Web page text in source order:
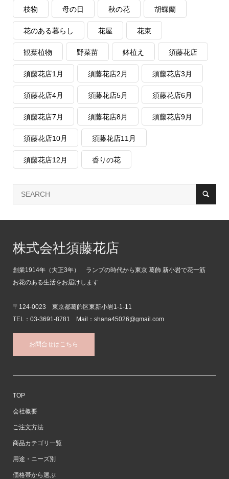
枝物 母の日 秋の花 胡蝶蘭
花のある暮らし 花屋 花束
観葉植物 野菜苗 鉢植え 須藤花店
須藤花店1月 須藤花店2月 須藤花店3月
須藤花店4月 須藤花店5月 須藤花店6月
須藤花店7月 須藤花店8月 須藤花店9月
須藤花店10月 須藤花店11月
須藤花店12月 香りの花
株式会社須藤花店
創業1914年（大正3年） ランプの時代から東京 葛飾 新小岩で花一筋
お花のある生活をお届けします
〒124-0023 東京都葛飾区東新小岩1-1-11
TEL：03-3691-8781 Mail：shana45026@gmail.com
お問合せはこちら
TOP
会社概要
ご注文方法
商品カテゴリ一覧
用途・ニーズ別
価格帯から選ぶ